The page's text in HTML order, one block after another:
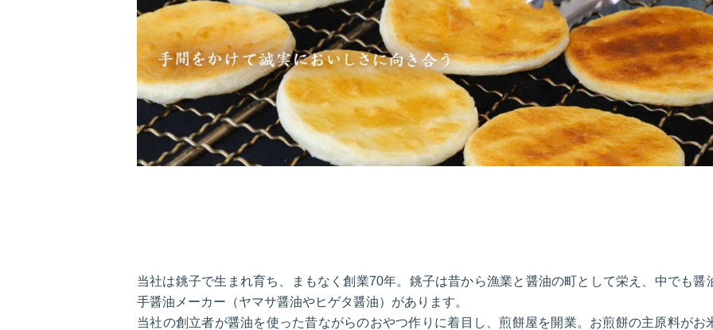
当社は銚子で生まれ育ち、まもなく創業70年。銚子は昔から漁業と醤油の町として栄え、中でも醤
手醤油メーカー（ヤマサ醤油やヒゲタ醤油）があります。
当社の創立者が醤油を使った昔ながらのおやつ作りに着目し、煎餅屋を開業。お煎餅の主原料がお